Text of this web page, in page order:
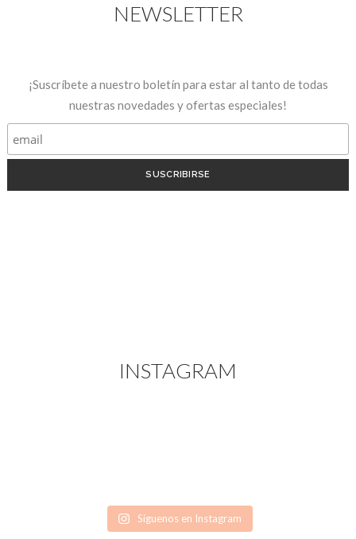
NEWSLETTER
¡Suscríbete a nuestro boletín para estar al tanto de todas
nuestras novedades y ofertas especiales!
INSTAGRAM
Síguenos en Instagram